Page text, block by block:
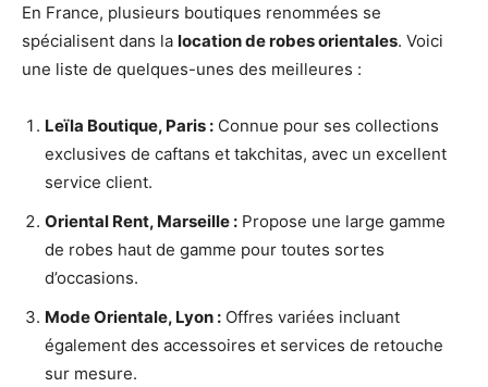
En France, plusieurs boutiques renommées se
spécialisent dans la location de robes orientales. Voici
une liste de quelques-unes des meilleures :
Leïla Boutique, Paris : Connue pour ses collections
exclusives de caftans et takchitas, avec un excellent
service client.
Oriental Rent, Marseille : Propose une large gamme
de robes haut de gamme pour toutes sortes
d’occasions.
Mode Orientale, Lyon : Offres variées incluant
également des accessoires et services de retouche
sur mesure.